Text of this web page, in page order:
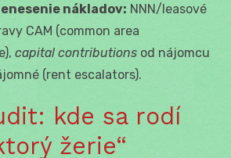
nákladov: NNN/leasové
CAM (common area
capital contributions od nájomcu
(rent escalators).
kde sa rodí
žerie“